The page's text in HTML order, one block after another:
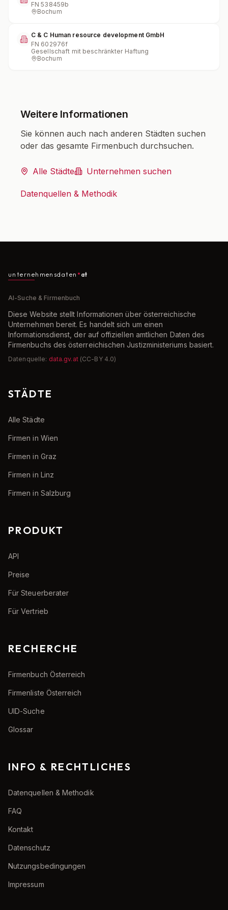
FN538459b
Bochum
C & C Human resource development GmbH
FN 602976f
Gesellschaft mit beschränkter Haftung
Bochum
Weitere Informationen
Sie können auch nach anderen Städten suchen
oder das gesamte Firmenbuch durchsuchen.
Alle Städte Unternehmen suchen
Datenquellen & Methodik
unternehmensdaten at
AI-Suche & Firmenbuch
Diese Website stellt Informationen über österreichische
Unternehmen bereit. Es handelt sich um einen
Informationsdienst, der auf offiziellen amtlichen Daten des
Firmenbuchs des österreichischen Justizministeriums basiert.
Datenquelle: data.gv.at (CC-BY 4.0)
STÄDTE
Alle Städte
Firmen in Wien
Firmen in Graz
Firmen in Linz
Firmen in Salzburg
PRODUKT
API
Preise
Für Steuerberater
Für Vertrieb
RECHERCHE
Firmenbuch Österreich
Firmenliste Österreich
UID-Suche
Glossar
INFO & RECHTLICHES
Datenquellen & Methodik
FAQ
Kontakt
Datenschutz
Nutzungsbedingungen
Impressum